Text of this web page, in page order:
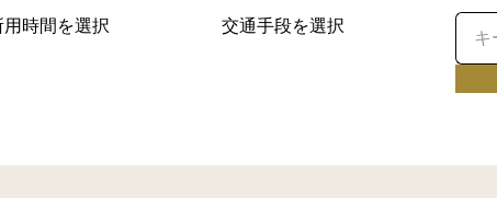
用時間を選択 交通手段を選択